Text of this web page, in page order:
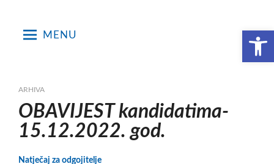
Open toolbar
MENU
ARHIVA
OBAVIJEST kandidatima-
15.12.2022. god.
Natječaj za odgojitelje